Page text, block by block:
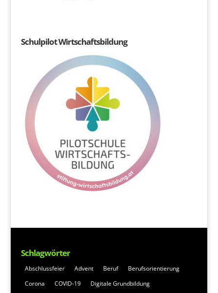
Schulpilot Wirtschaftsbildung
Schlagwörter
Abschlussfeier Advent Beruf
Berufsorientierung
Corona
COVID-19 Digitale Grundbildung